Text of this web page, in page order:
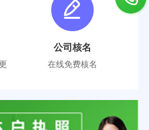
公司核名
在线免费核名